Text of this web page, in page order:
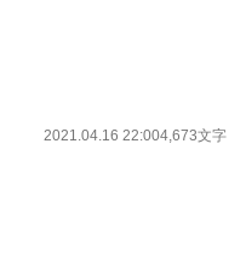
2021.04.16 22:004,673文字